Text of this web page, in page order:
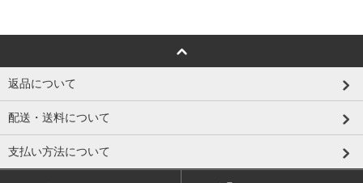
返品について
配送・送料について
支払い方法について